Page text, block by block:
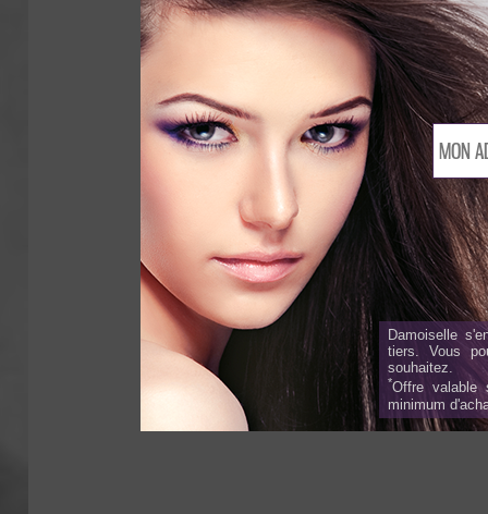
Damoiselle
tiers. Vous
souhaitez.
*Offre valable
minimum